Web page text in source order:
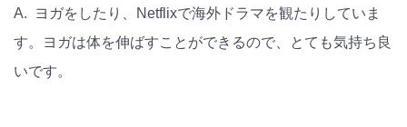
A. ヨガをしたり、Netflixで海外ドラマを観たりしていま
す。ヨガは体を伸ばすことができるので、とても気持ち良
いです。